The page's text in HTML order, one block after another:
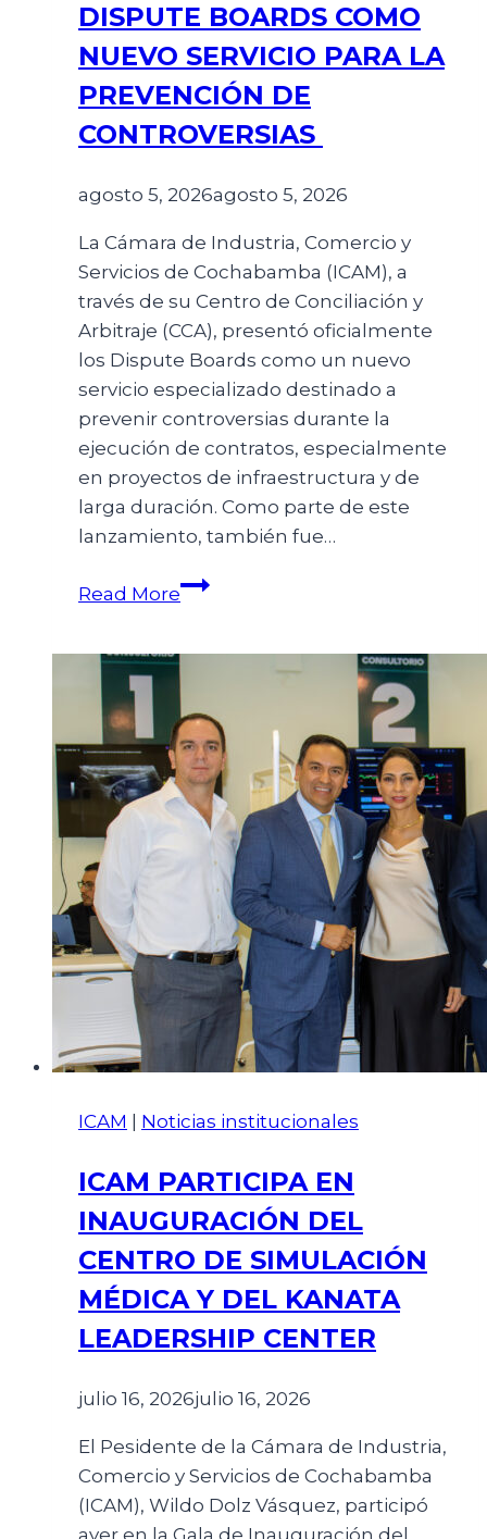
DISPUTE BOARDS COMO
NUEVO SERVICIO PARA LA
PREVENCIÓN DE
CONTROVERSIAS
agosto 5, 2026agosto 5, 2026
La Cámara de Industria, Comercio y
Servicios de Cochabamba (ICAM), a
través de su Centro de Conciliación y
Arbitraje (CCA), presentó oficialmente
los Dispute Boards como un nuevo
servicio especializado destinado a
prevenir controversias durante la
ejecución de contratos, especialmente
en proyectos de infraestructura y de
larga duración. Como parte de este
lanzamiento, también fue…
Read More
ICAM Noticias institucionales
ICAM PARTICIPA EN
INAUGURACIÓN DEL
CENTRO DE SIMULACIÓN
MÉDICA Y DEL KANATA
LEADERSHIP CENTER
julio 16, 2026julio 16, 2026
El Pesidente de la Cámara de Industria,
Comercio y Servicios de Cochabamba
(ICAM), Wildo Dolz Vásquez, participó